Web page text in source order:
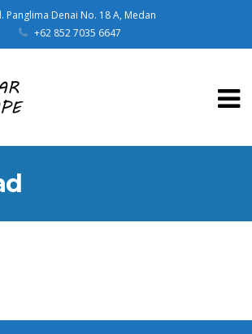
Panglima Denai No. 18 A, Medan
+62 852 7035 6647